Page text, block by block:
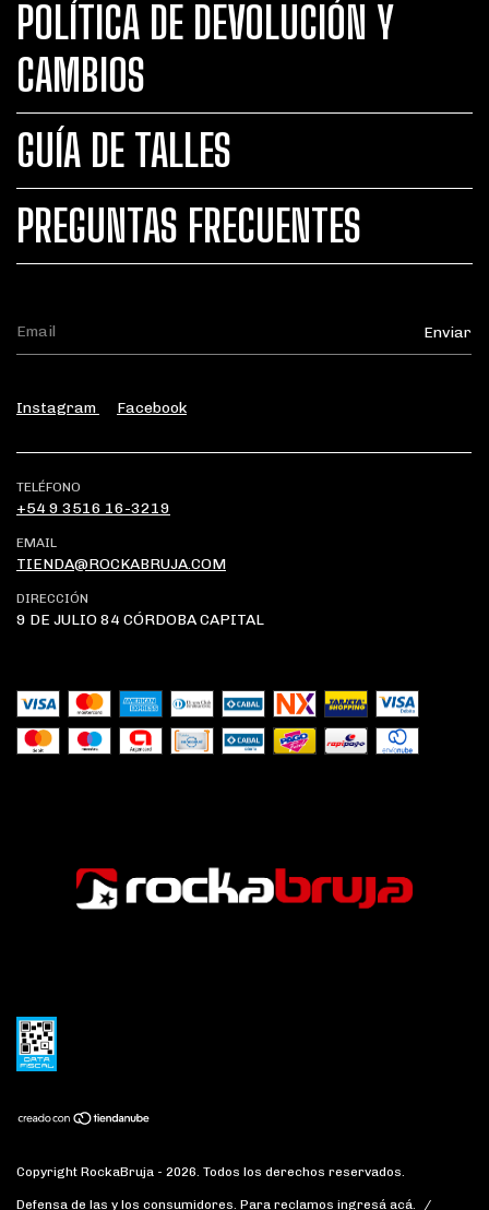
POLÍTICA DE DEVOLUCIÓN Y
CAMBIOS
GUÍA DE TALLES
PREGUNTAS FRECUENTES
Instagram Facebook
TELÉFONO
+54 9 3516 16-3219
EMAIL
TIENDA@ROCKABRUJA.COM
DIRECCIÓN
9 DE JULIO 84 CÓRDOBA CAPITAL
Copyright RockaBruja - 2026. Todos los derechos reservados.
Defensa de las y los consumidores. Para reclamos ingresá acá. /